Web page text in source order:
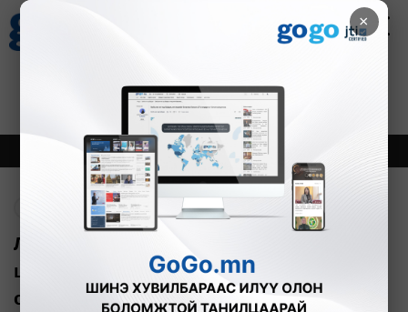
×
Зурхай
8.09
Онцлох Шинэ
Л.Жижжалам: "Мандухай сэцэн хатан”
шиг хүчирхэг эмэгтэйн дүрд өөрийгөө
сорихыг хүсдэг